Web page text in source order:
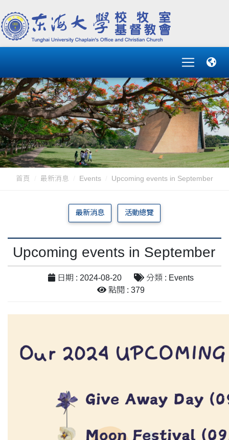
首頁 最新消息 Events Upcoming events in September
最新消息 活動總覽
Upcoming events in September
日期 : 2024-08-20
分類 : Events
點閱 : 379